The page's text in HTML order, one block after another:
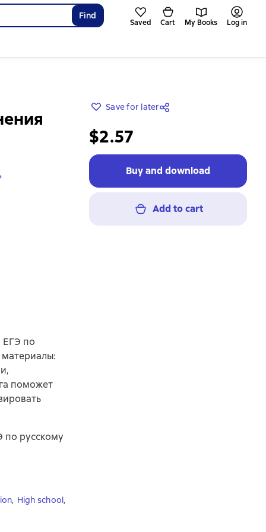
Find
Saved Cart My Books Log in
Save for later
$2.57
Buy and download
Add to cart
ЕГЭ по
поможет
по русскому
, High school,